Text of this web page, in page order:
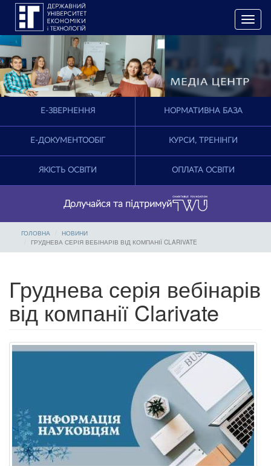
T
o
e
i
a
E-ЗВЕРНЕННЯ НОРМАТИВНА БАЗА
Е-ДОКУМЕНТООБІГ КУРСИ, ТРЕНІНГИ
ЯКІСТЬ ОСВІТИ ОПЛАТА ОСВІТИ
Долучайся та підтримуй
ГОЛОВНА
НОВИНИ
ГРУДНЕВА СЕРІЯ ВЕБІНАРІВ ВІД КОМПАНІЇ CLARIVATE
Груднева серія вебінарів
від компанії Clarivate